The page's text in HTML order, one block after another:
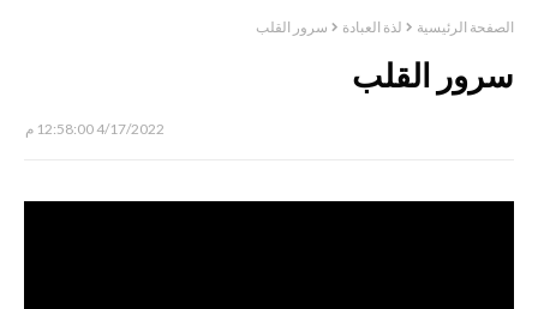
الصفحة الرئيسية لذة العبادة سرور القلب
سرور القلب
4/17/2022 12:58:00 م